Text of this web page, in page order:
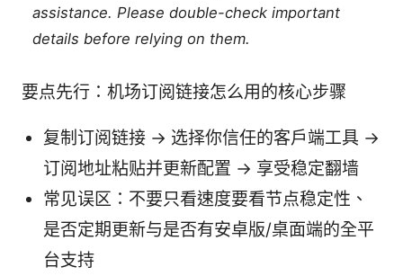
assistance. Please double-check important
details before relying on them.
要点先行：机场订阅链接怎么用的核心步骤
复制订阅链接 → 选择你信任的客户端工具 →
订阅地址粘贴并更新配置 → 享受稳定翻墙
常见误区：不要只看速度要看节点稳定性、
是否定期更新与是否有安卓版/桌面端的全平
台支持